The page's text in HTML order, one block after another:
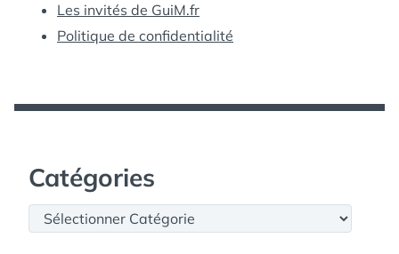
Les invités de GuiM.fr
Politique de confidentialité
Catégories
Catégories